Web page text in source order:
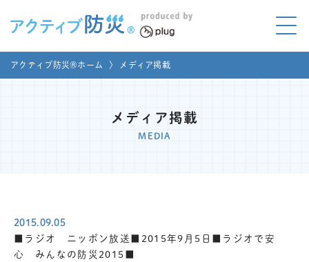
アクティブ防災とは?
メディア掲載
MEDIA
アクティブ防災®ホーム 〉 メディア掲載
メディア掲載
MEDIA
2015.09.05
■ラジオ ニッポン放送■2015年9月5日■ラジオで安
心 みんなの防災2015■